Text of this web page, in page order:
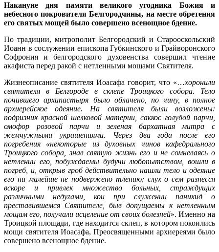
Накануне дня памяти великого угодника Божия и
небесного покровителя Белгородчины, на месте обретения
его святых мощей было совершено всенощное бдение.
По традиции, митрополит Белгородский и Старооскольский
Иоанн в сослужении епископа Губкинского и Грайворонского
Софрония и белгородского духовенства совершил чтение
акафиста перед ракой с нетленными мощами Святителя.
Жизнеописание святителя Иоасафа говорит, что «…хоронили
святителя в Белгороде в склепе Троицкого собора. Тело
почившего архипастыря было облачено, по чину, в полное
архиерейское одеяние. На святителя были возложены:
подризник красной шелковой материи, саккос голубой парчи,
омофор розовой парчи и зеленая бархатная митра с
жемчужными украшениями. Через два года после его
погребения «некоторые из духовных чинов кафедрального
Троицкого собора, знав святую жизнь его и не сомневаясь о
нетлении его, побуждаемы будучи любопытством, вошли в
погреб, и, открыв гроб действительно нашли тело и одеяние
его ни малейше не подвержено тлению; слух о сем разнесся
вскоре и привлек множество больных, страждущих
различными недугами, кои при служении панихид о
преставившемся Святителе, быв допущаемы к нетленным
мощам его, получали исцеление от своих болезней». Именно на
Троицкой площади, где находится склеп, в котором покоились
мощи святителя Иоасафа, Преосвященными архиереями было
совершено всенощное бдение.